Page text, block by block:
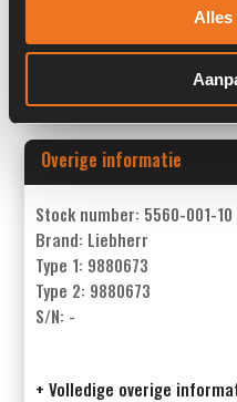
Alles
Past op de volgende machines:
Overige informatie
Stock number: 5560-001-10
Brand: Liebherr
Type 1: 9880673
Type 2: 9880673
S/N: -
+ Volledige overige